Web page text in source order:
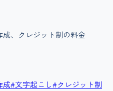
成、クレジット制の料金
成#文字起こし#クレジット制